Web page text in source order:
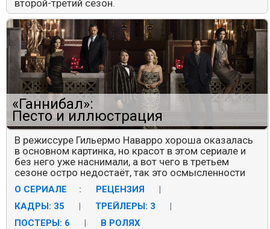
второй-третий сезон.
«Ганнибал»:
Песто и иллюстрация
В режиссуре Гильермо Наварро хороша оказалась
в основном картинка, но красот в этом сериале и
без него уже наснимали, а вот чего в третьем
сезоне остро недостаёт, так это осмысленности
О СЕРИАЛЕ : РЕЦЕНЗИЯ
|
КАДРЫ: 35
| ТРЕЙЛЕРЫ: 3
|
ПОСТЕРЫ: 6
| В РОЛЯХ